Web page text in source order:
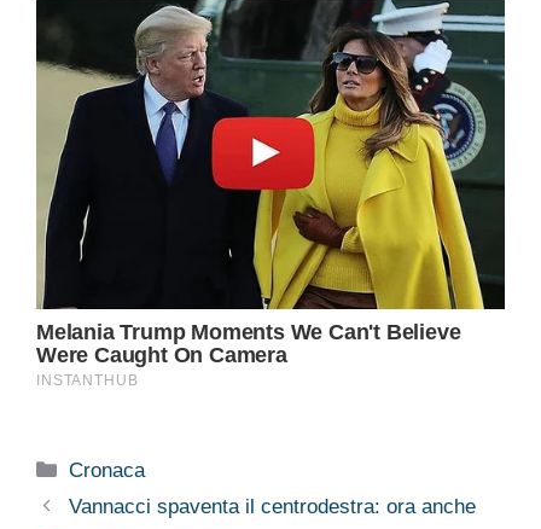
Categorie
Cronaca
Vannacci spaventa il centrodestra: ora anche